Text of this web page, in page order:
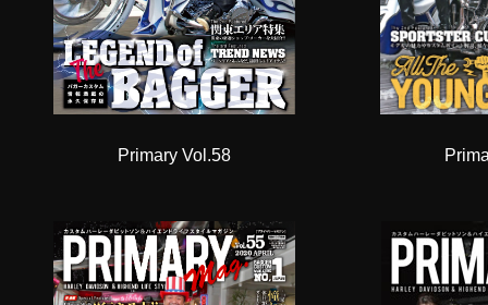
Primary Vol.58